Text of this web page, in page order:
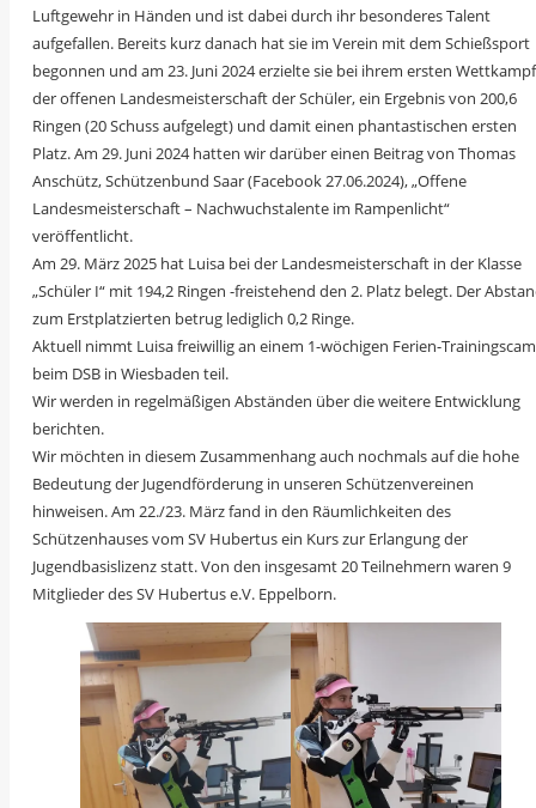
Luftgewehr in Händen und ist dabei durch ihr besonderes Talent
aufgefallen. Bereits kurz danach hat sie im Verein mit dem Schießsport
begonnen und am 23. Juni 2024 erzielte sie bei ihrem ersten
der offenen Landesmeisterschaft der Schüler, ein Ergebnis von 200,6
Ringen (20 Schuss aufgelegt) und damit einen phantastischen ersten
Platz. Am 29. Juni 2024 hatten wir darüber einen Beitrag von Thomas
Anschütz, Schützenbund Saar (Facebook 27.06.2024), „Offene
Landesmeisterschaft – Nachwuchstalente im Rampenlicht“
veröffentlicht.
Am 29. März 2025 hat Luisa bei der Landesmeisterschaft in der Klasse
„Schüler I“ mit 194,2 Ringen -freistehend den 2. Platz belegt. Der
zum Erstplatzierten betrug lediglich 0,2 Ringe.
Aktuell nimmt Luisa freiwillig an einem 1-wöchigen Ferien-
beim DSB in Wiesbaden teil.
Wir werden in regelmäßigen Abständen über die weitere Entwicklung
berichten.
Wir möchten in diesem Zusammenhang auch nochmals auf die hohe
Bedeutung der Jugendförderung in unseren Schützenvereinen
hinweisen. Am 22./23. März fand in den Räumlichkeiten des
Schützenhauses vom SV Hubertus ein Kurs zur Erlangung der
Jugendbasislizenz statt. Von den insgesamt 20 Teilnehmern waren 9
Mitglieder des SV Hubertus e.V. Eppelborn.